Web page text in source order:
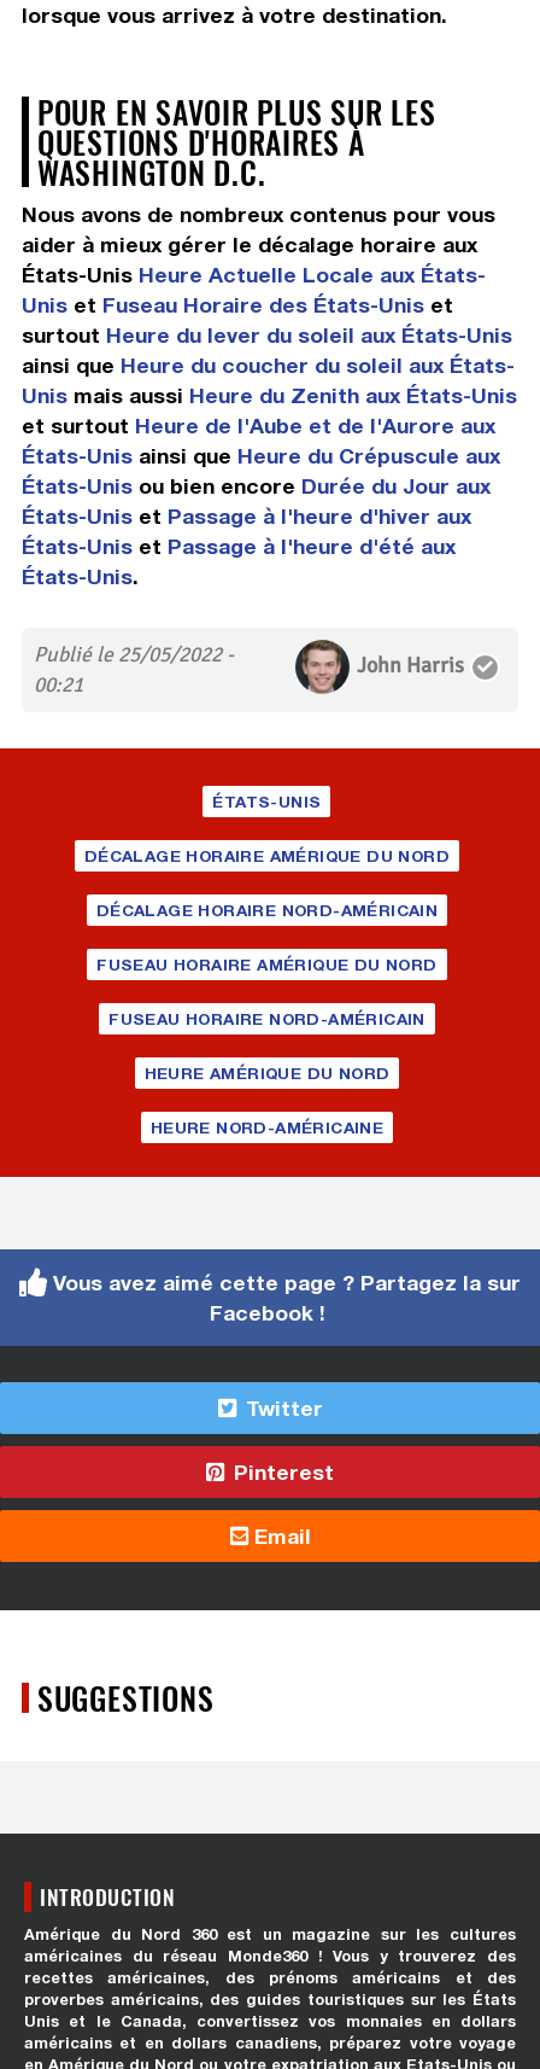
lorsque vous arrivez à votre destination.
POUR EN SAVOIR PLUS SUR LES
QUESTIONS D'HORAIRES À
WASHINGTON D.C.
Nous avons de nombreux contenus pour vous
aider à mieux gérer le décalage horaire aux
États-Unis Heure Actuelle Locale aux États-
Uniset Fuseau Horaire des États-Uniset
surtout Heure du lever du soleil aux États-Unis
ainsi que Heure du coucher du soleil aux États-
Unismais aussi Heure du Zenith aux États-Unis
et surtout Heure de l'Aube et de l'Aurore aux
États-Unisainsi que Heure du Crépuscule aux
États-Unisou bien encore Durée du Jour aux
États-Uniset Passage à l'heure d'hiver aux
États-Uniset Passage à l'heure d'été aux
États-Unis.
Publié le 25/05/2022 -
00:21
John Harris
ÉTATS-UNIS
DÉCALAGE HORAIRE AMÉRIQUE DU NORD
DÉCALAGE HORAIRE NORD-AMÉRICAIN
FUSEAU HORAIRE AMÉRIQUE DU NORD
FUSEAU HORAIRE NORD-AMÉRICAIN
HEURE AMÉRIQUE DU NORD
HEURE NORD-AMÉRICAINE
Vous avez aimé cette page ? Partagez la sur
Facebook !
Twitter
Pinterest
Email
SUGGESTIONS
INTRODUCTION
Amérique du Nord 360 est un magazine sur les cultures
américaines du réseau Monde360 ! Vous y trouverez des
recettes américaines, des prénoms américains et des
proverbes américains, des guides touristiques sur les États
Unis et le Canada, convertissez vos monnaies en dollars
américains et en dollars canadiens, préparez votre voyage
en Amérique du Nord ou votre expatriation aux Etats-Unis ou